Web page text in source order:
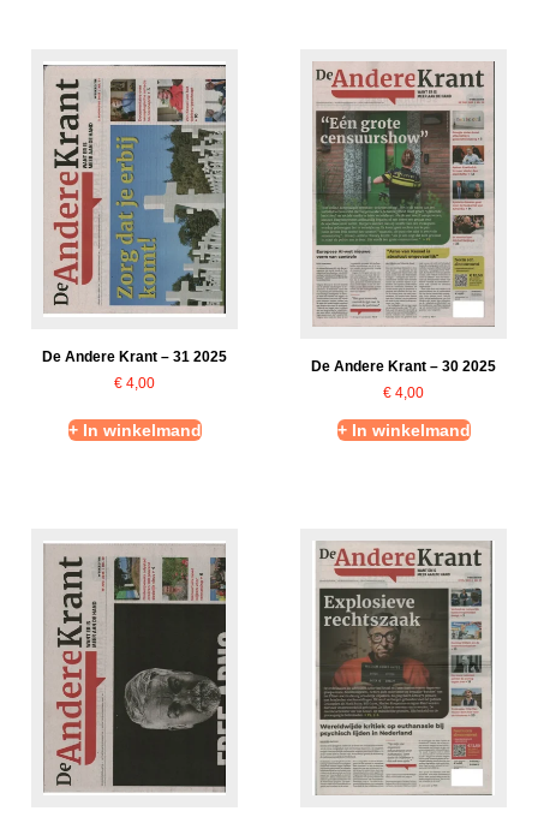
De Andere Krant – 31 2025
€ 4,00
+ In winkelmand
De Andere Krant – 30 2025
€ 4,00
+ In winkelmand